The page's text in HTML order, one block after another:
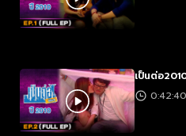
เป็นต่อ